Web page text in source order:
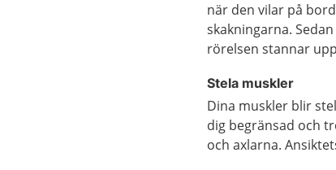
när den vilar på
skakningarna.
rörelsen stannar
Stela muskler
Dina muskler blir
dig begränsad och
och axlarna.